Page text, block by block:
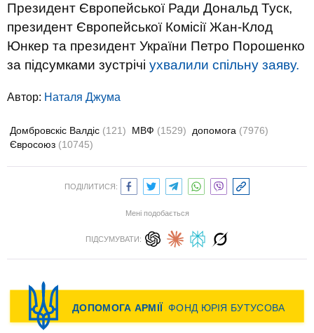
Президент Європейської Ради Дональд Туск,
президент Європейської Комісії Жан-Клод
Юнкер та президент України Петро Порошенко
за підсумками зустрічі ухвалили спільну заяву.
Автор: Наталя Джума
Домбровскіс Валдіс (121) МВФ (1529) допомога (7976)
Євросоюз (10745)
ПОДІЛИТИСЯ:
Мені подобається
ПІДСУМУВАТИ: